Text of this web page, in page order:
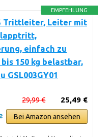
EMPFEHLUNG
Trittleiter, Leiter mit
einfach zu
150 kg belastbar,
GSL003GY01
25,49 €
29,99 €
Bei Amazon ansehen